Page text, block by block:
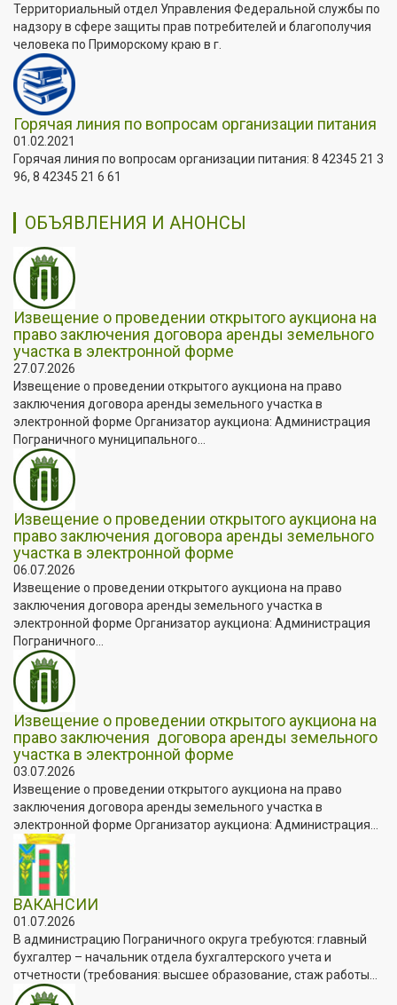
Территориальный отдел Управления Федеральной службы по
надзору в сфере защиты прав потребителей и благополучия
человека по Приморскому краю в г.
Горячая линия по вопросам организации питания
01.02.2021
Горячая линия по вопросам организации питания: 8 42345 21 3
96, 8 42345 21 6 61
ОБЪЯВЛЕНИЯ И АНОНСЫ
Извещение о проведении открытого аукциона на
право заключения договора аренды земельного
участка в электронной форме
27.07.2026
Извещение о проведении открытого аукциона на право
заключения договора аренды земельного участка в
электронной форме Организатор аукциона: Администрация
Пограничного муниципального...
Извещение о проведении открытого аукциона на
право заключения договора аренды земельного
участка в электронной форме
06.07.2026
Извещение о проведении открытого аукциона на право
заключения договора аренды земельного участка в
электронной форме Организатор аукциона: Администрация
Пограничного...
Извещение о проведении открытого аукциона на
право заключения договора аренды земельного
участка в электронной форме
03.07.2026
Извещение о проведении открытого аукциона на право
заключения договора аренды земельного участка в
электронной форме Организатор аукциона: Администрация...
ВАКАНСИИ
01.07.2026
В администрацию Пограничного округа требуются: главный
бухгалтер – начальник отдела бухгалтерского учета и
отчетности (требования: высшее образование, стаж работы...